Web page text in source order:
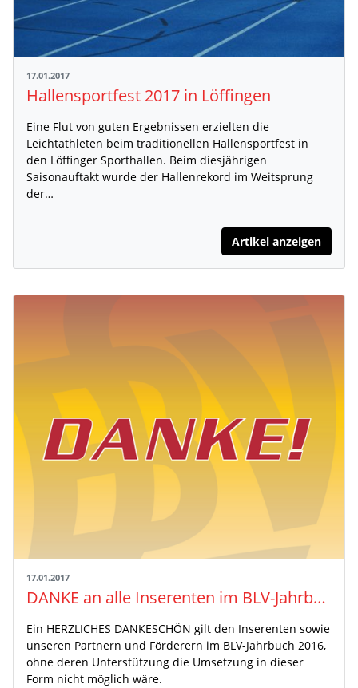
17.01.2017
Hallensportfest 2017 in Löffingen
Eine Flut von guten Ergebnissen erzielten die
Leichtathleten beim traditionellen Hallensportfest in
den Löffinger Sporthallen. Beim diesjährigen
Saisonauftakt wurde der Hallenrekord im Weitsprung
der…
Artikel anzeigen
17.01.2017
DANKE an alle Inserenten im BLV-Jahrbuch 2016
Ein HERZLICHES DANKESCHÖN gilt den Inserenten sowie
unseren Partnern und Förderern im BLV-Jahrbuch 2016,
ohne deren Unterstützung die Umsetzung in dieser
Form nicht möglich wäre.